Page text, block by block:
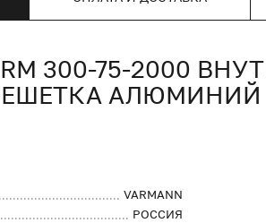
300-75-2000
АЛЮМИНИЙ
VARMANN
РОССИЯ